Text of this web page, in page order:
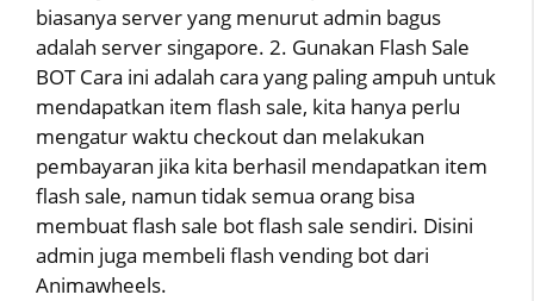
biasanya server yang menurut admin bagus
adalah server singapore. 2. Gunakan Flash Sale
BOT Cara ini adalah cara yang paling ampuh untuk
mendapatkan item flash sale, kita hanya perlu
mengatur waktu checkout dan melakukan
pembayaran jika kita berhasil mendapatkan item
flash sale, namun tidak semua orang bisa
membuat flash sale bot flash sale sendiri. Disini
admin juga membeli flash vending bot dari
Animawheels.